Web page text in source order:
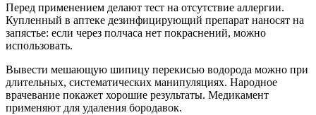
Перед применением делают тест на отсутствие аллергии.
Купленный в аптеке дезинфицирующий препарат наносят на
запястье: если через полчаса нет покраснений, можно
использовать.
Вывести мешающую шипицу перекисью водорода можно при
длительных, систематических манипуляциях. Народное
врачевание покажет хорошие результаты. Медикамент
применяют для удаления бородавок.